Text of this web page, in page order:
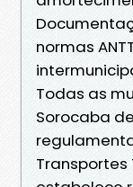
normas
Todas as
Sorocaba
Transportes